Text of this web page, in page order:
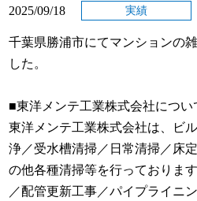
2025/09/18 実績
千葉県勝浦市にてマンションの
した。
■東洋メンテ工業株式会社につい
東洋メンテ工業株式会社は、ビ
浄／受水槽清掃／日常清掃／床
の他各種清掃等を行っておりま
／配管更新工事／パイプライニ